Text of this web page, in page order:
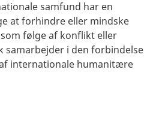
LinkedIn
samfund har en
at forhindre eller mindske
følge af konflikt eller
samarbejder i den forbindelse
internationale humanitære